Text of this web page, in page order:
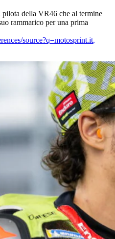
della VR46 che al termine
rammarico per una prima
source?q=motosprint.it,